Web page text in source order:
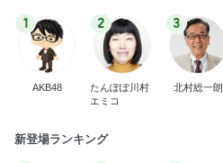
1
AKB48
2
たんぽぽ川村
エミコ
3
北村総一朗
新登場ランキング